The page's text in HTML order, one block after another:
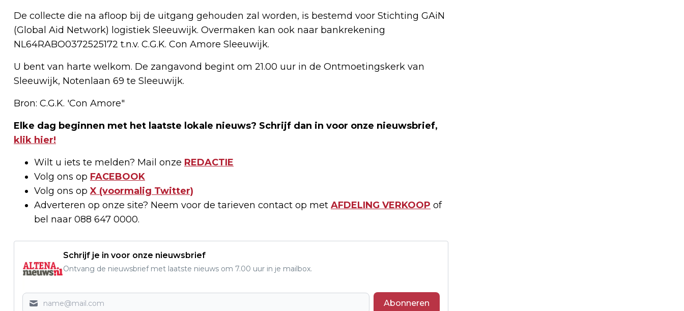
De collecte die na afloop bij de uitgang gehouden zal worden, is bestemd voor Stichting GAiN
(Global Aid Network) logistiek Sleeuwijk. Overmaken kan ook naar bankrekening
NL64RABO0372525172 t.n.v. C.G.K. Con Amore Sleeuwijk.
U bent van harte welkom. De zangavond begint om 21.00 uur in de Ontmoetingskerk van
Sleeuwijk, Notenlaan 69 te Sleeuwijk.
Bron: C.G.K. 'Con Amore"
Elke dag beginnen met het laatste lokale nieuws? Schrijf dan in voor onze nieuwsbrief,
klik hier!
Wilt u iets te melden? Mail onze REDACTIE
Volg ons op FACEBOOK
Volg ons opX (voormalig Twitter)
Adverteren op onze site? Neem voor de tarieven contact op met AFDELING VERKOOP of
bel naar 088 647 0000.
Schrijf je in voor onze nieuwsbrief
Ontvang de nieuwsbrief met laatste nieuws om 7.00 uur in je mailbox.
Abonneren